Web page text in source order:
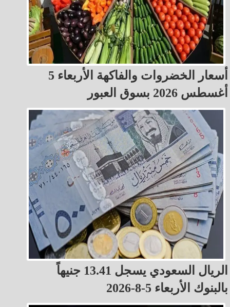
أسعار الخضروات والفاكهة الأربعاء 5
أغسطس 2026 بسوق العبور
الريال السعودي يسجل 13.41 جنيهاً
بالبنوك الأربعاء 5-8-2026